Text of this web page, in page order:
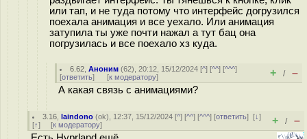
или тап, и не туда потому что интерфейс догрузился
поехала анимация и все уехало. Или анимация
затупила ты уже почти нажал а тут бац она
погрузилась и все поехало хз куда.
6.62 ,Аноним (62), 20:12, 15/12/2024 [^] [^^] [^^^]
[ответить] [к модератору] + / –
А какая связь с анимациями?
3.16 ,laindono (ok), 12:37, 15/12/2024 [^] [^^] [^^^] [ответить][↓]
[↑] [к модератору] + / –